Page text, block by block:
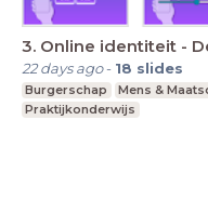
3. Online identiteit -
22 days ago- 18 slides
Burgerschap Mens &
Praktijkonderwijs